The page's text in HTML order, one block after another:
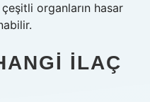
organların hasar
ILAÇ